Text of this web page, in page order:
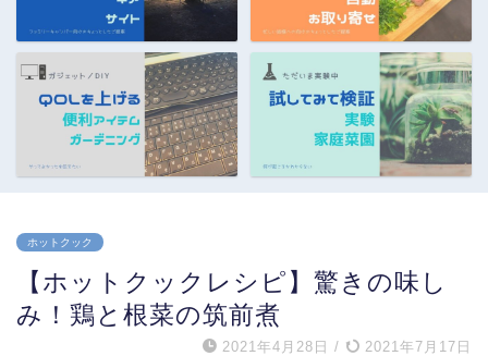
ホットクック
【ホットクックレシピ】驚きの味し
み！鶏と根菜の筑前煮
2021年4月28日 / 2021年7月17日